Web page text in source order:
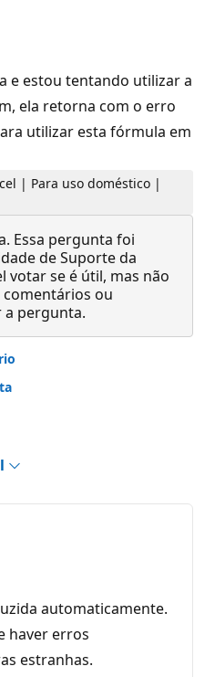
e estou tentando utilizar a
ela retorna com o erro
utilizar esta fórmula em
| Para uso doméstico |
Essa pergunta foi
de Suporte da
votar se é útil, mas não
comentários ou
a pergunta.
automaticamente.
haver erros
estranhas.